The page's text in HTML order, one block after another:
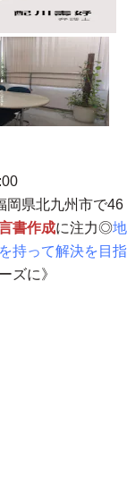
岡県北九州市で46
書作成に注力◎地
持って解決を目指
ズに》